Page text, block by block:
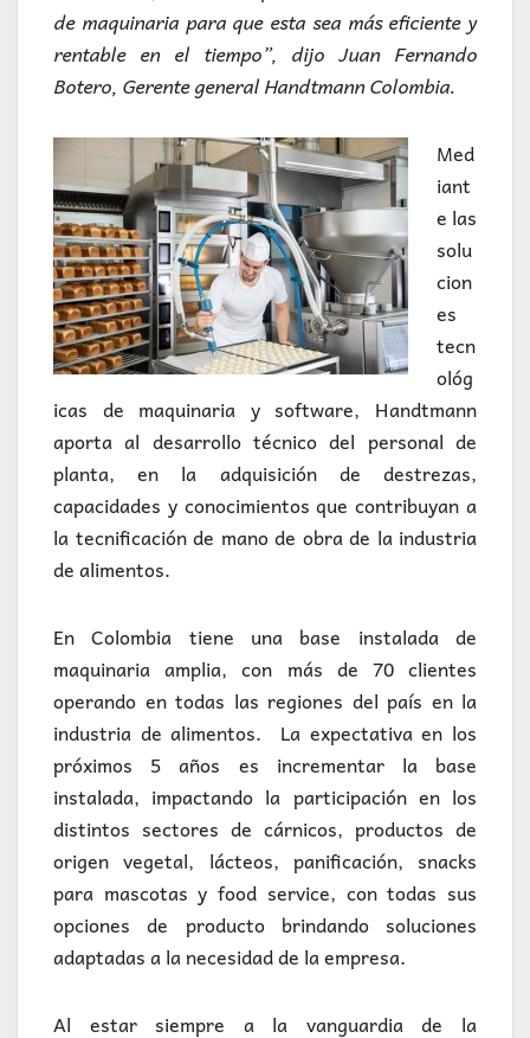
de maquinaria para que esta sea más eficiente y
rentable en el tiempo”, dijo Juan Fernando
Botero, Gerente general Handtmann Colombia.
Med
iant
e las
solu
cion
es
tecn
ológ
icas de maquinaria y software, Handtmann
aporta al desarrollo técnico del personal de
planta, en la adquisición de destrezas,
capacidades y conocimientos que contribuyan a
la tecnificación de mano de obra de la industria
de alimentos.
En Colombia tiene una base instalada de
maquinaria amplia, con más de 70 clientes
operando en todas las regiones del país en la
industria de alimentos. La expectativa en los
próximos 5 años es incrementar la base
instalada, impactando la participación en los
distintos sectores de cárnicos, productos de
origen vegetal, lácteos, panificación, snacks
para mascotas y food service, con todas sus
opciones de producto brindando soluciones
adaptadas a la necesidad de la empresa.
Al estar siempre a la vanguardia de la